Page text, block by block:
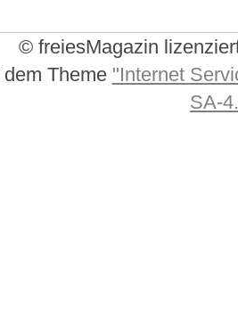
© freiesMagazin
Theme "Internet
SA-